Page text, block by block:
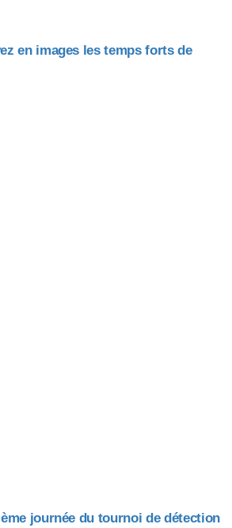
en images les temps forts de
journée du tournoi de détection